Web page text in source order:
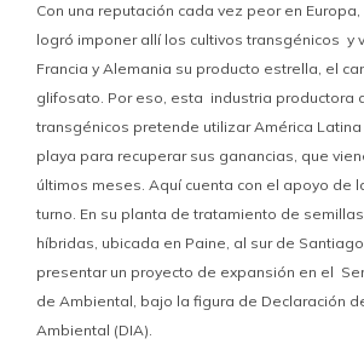
Con una reputación cada vez peor en
logró imponer allí los cultivos transgénicos y
Francia y Alemania su producto estrella, el
glifosato. Por eso, esta industria productora
transgénicos pretende utilizar América
playa para recuperar sus ganancias, que
últimos meses. Aquí cuenta con el apoyo de
turno. En su planta de tratamiento de
híbridas, ubicada en Paine, al sur de
presentar un proyecto de expansión en el
de Ambiental, bajo la figura de Declaración
Ambiental (DIA).